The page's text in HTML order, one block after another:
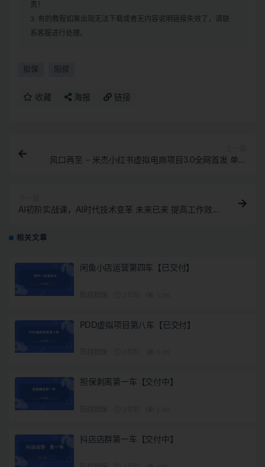
责！
3. 有的教程如果出现无法下载或者无内容说明链接失效了，请联
系客服进行处理。
担保 阳叔
收藏 海报 链接
风口再至 – 米杰小红书虚拟电商项目3.0全网首发 单号
AI初阶实战课，AI时代技术变革 未来已来 提高工作效
相关文章
闲鱼小店运营第四车【已交付】
PDD虚拟项目第八车【已交付】
担保剥离第一车【交付中】
抖店店群第一车【交付中】